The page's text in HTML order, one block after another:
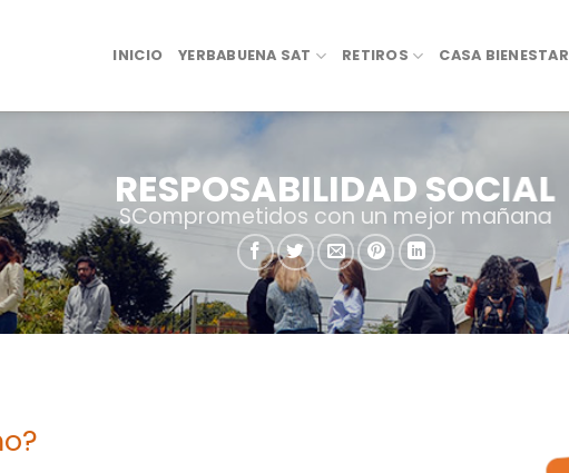
INICIO YERBABUENA SAT RETIROS CASA BIENESTAR
RESPOSABILIDAD SOCIAL
SComprometidos con un mejor mañana